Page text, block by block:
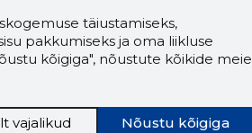
täiustamiseks,
pakkumiseks ja oma liikluse
kõigiga", nõustute kõikide meie
Nõustu kõigiga
vajalikud